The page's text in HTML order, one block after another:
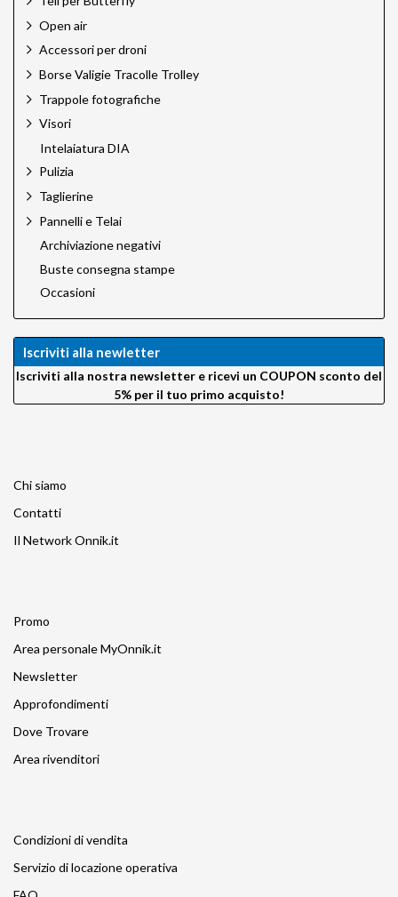
Open air
Accessori per droni
Borse Valigie Tracolle Trolley
Trappole fotografiche
Visori
Intelaiatura DIA
Pulizia
Taglierine
Pannelli e Telai
Archiviazione negativi
Buste consegna stampe
Occasioni
Iscriviti alla newletter
Iscriviti alla nostra newsletter e ricevi un COUPON sconto del
5% per il tuo primo acquisto!
Chi siamo
Contatti
Il Network Onnik.it
Promo
Area personale MyOnnik.it
Newsletter
Approfondimenti
Dove Trovare
Area rivenditori
Condizioni di vendita
Servizio di locazione operativa